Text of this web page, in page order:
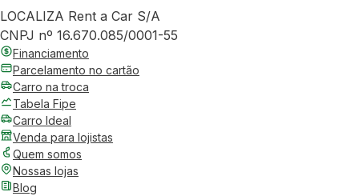
LOCALIZA Rent a Car S/A
CNPJ nº 16.670.085/0001-55
Financiamento
Parcelamento no cartão
Carro na troca
Tabela Fipe
Carro Ideal
Venda para lojistas
Quem somos
Nossas lojas
Blog